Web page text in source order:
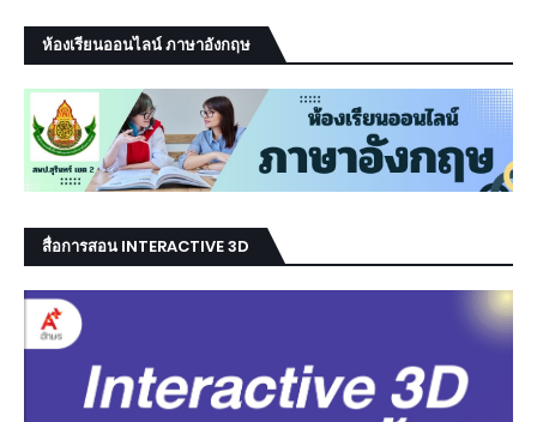
ห้องเรียนออนไลน์ ภาษาอังกฤษ
สื่อการสอน INTERACTIVE 3D